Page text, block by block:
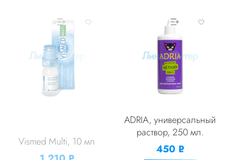
Vismed Multi, 10 мл
ADRIA, универсальный
раствор, 250 мл.
450 Р